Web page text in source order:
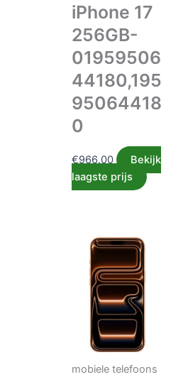
iPhone 17
256GB-
01959506
44180,195
95064418
0
€966.00
Bekijk
laagste prijs
mobiele telefoons